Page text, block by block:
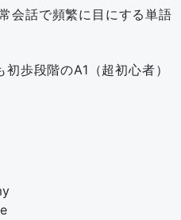
会話で頻繁に目にする単語
歩段階のA1（超初心者）